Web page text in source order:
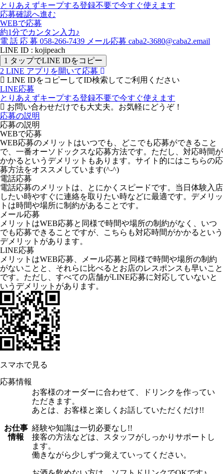
とりあえずキープする登録不要で今すぐ使えます
応募確認へ進む
WEBで応募
約1分でカンタン入力♪
電 話 応 募 058-266-7439 メール応募 caba2-3680@caba2.email
LINE ID : kojipeach
1 タップでLINE IDをコピー
2 LINE アプリを開いて応募
LINE IDをコピーしてID検索してご利用ください
LINE応募
とりあえずキープする登録不要で今すぐ使えます
お問い合わせだけでも大丈夫。お気軽にどうぞ！
応募の説明
応募の説明
WEBで応募
WEB応募のメリットはいつでも、どこでも応募ができること
で、一番オーソドックスな応募方法です。ただし、対応時間が
かかるというデメリットもあります。サイト的にはこちらの応
募方法をオススメしています(^-^)
電話応募
電話応募のメリットは、とにかくスピードです。当日体験入店
したい時やすぐに連絡を取りたい時などに最適です。デメリッ
トは時間や場所に制約があることです。
メール応募
メリットはWEB応募と同様で時間や場所の制約がなく、いつ
でも応募できることですが、こちらも対応時間がかかるという
デメリットがあります。
LINE応募
メリットはWEB応募、メール応募と同様で時間や場所の制約
がないことと、それらに比べるとお店のレスポンスも早いこと
です。ただし、すべての店舗がLINE応募に対応していないと
いうデメリットがあります。
スマホで見る
応募情報
お仕事
情報
お客様のオーダーに合わせて、ドリンクを作ってい
ただきます。
あとは、お客様と楽しくお話していただくだけ!!
経験や知識は一切必要なし!!
接客の方法などは、スタッフがしっかりサポートし
ます。
働きながら少しずつ覚えていってください。